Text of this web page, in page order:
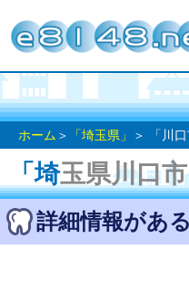
ホーム ＞ 「埼玉県」 ＞ 「川口
「埼玉県川口
詳細情報があ